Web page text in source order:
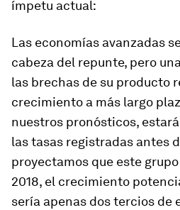
ímpetu actual:
Las economías avanzadas
cabeza del repunte, pero
las brechas de su producto
crecimiento a más largo
nuestros pronósticos,
las tasas registradas antes
proyectamos que este
2018, el crecimiento
sería apenas dos tercios de